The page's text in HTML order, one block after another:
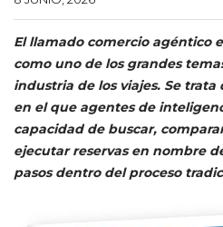
El llamado comercio agéntico
como uno de los grandes
industria de los viajes. Se
en el que agentes de
capacidad de buscar,
ejecutar reservas en nombre
pasos dentro del proceso